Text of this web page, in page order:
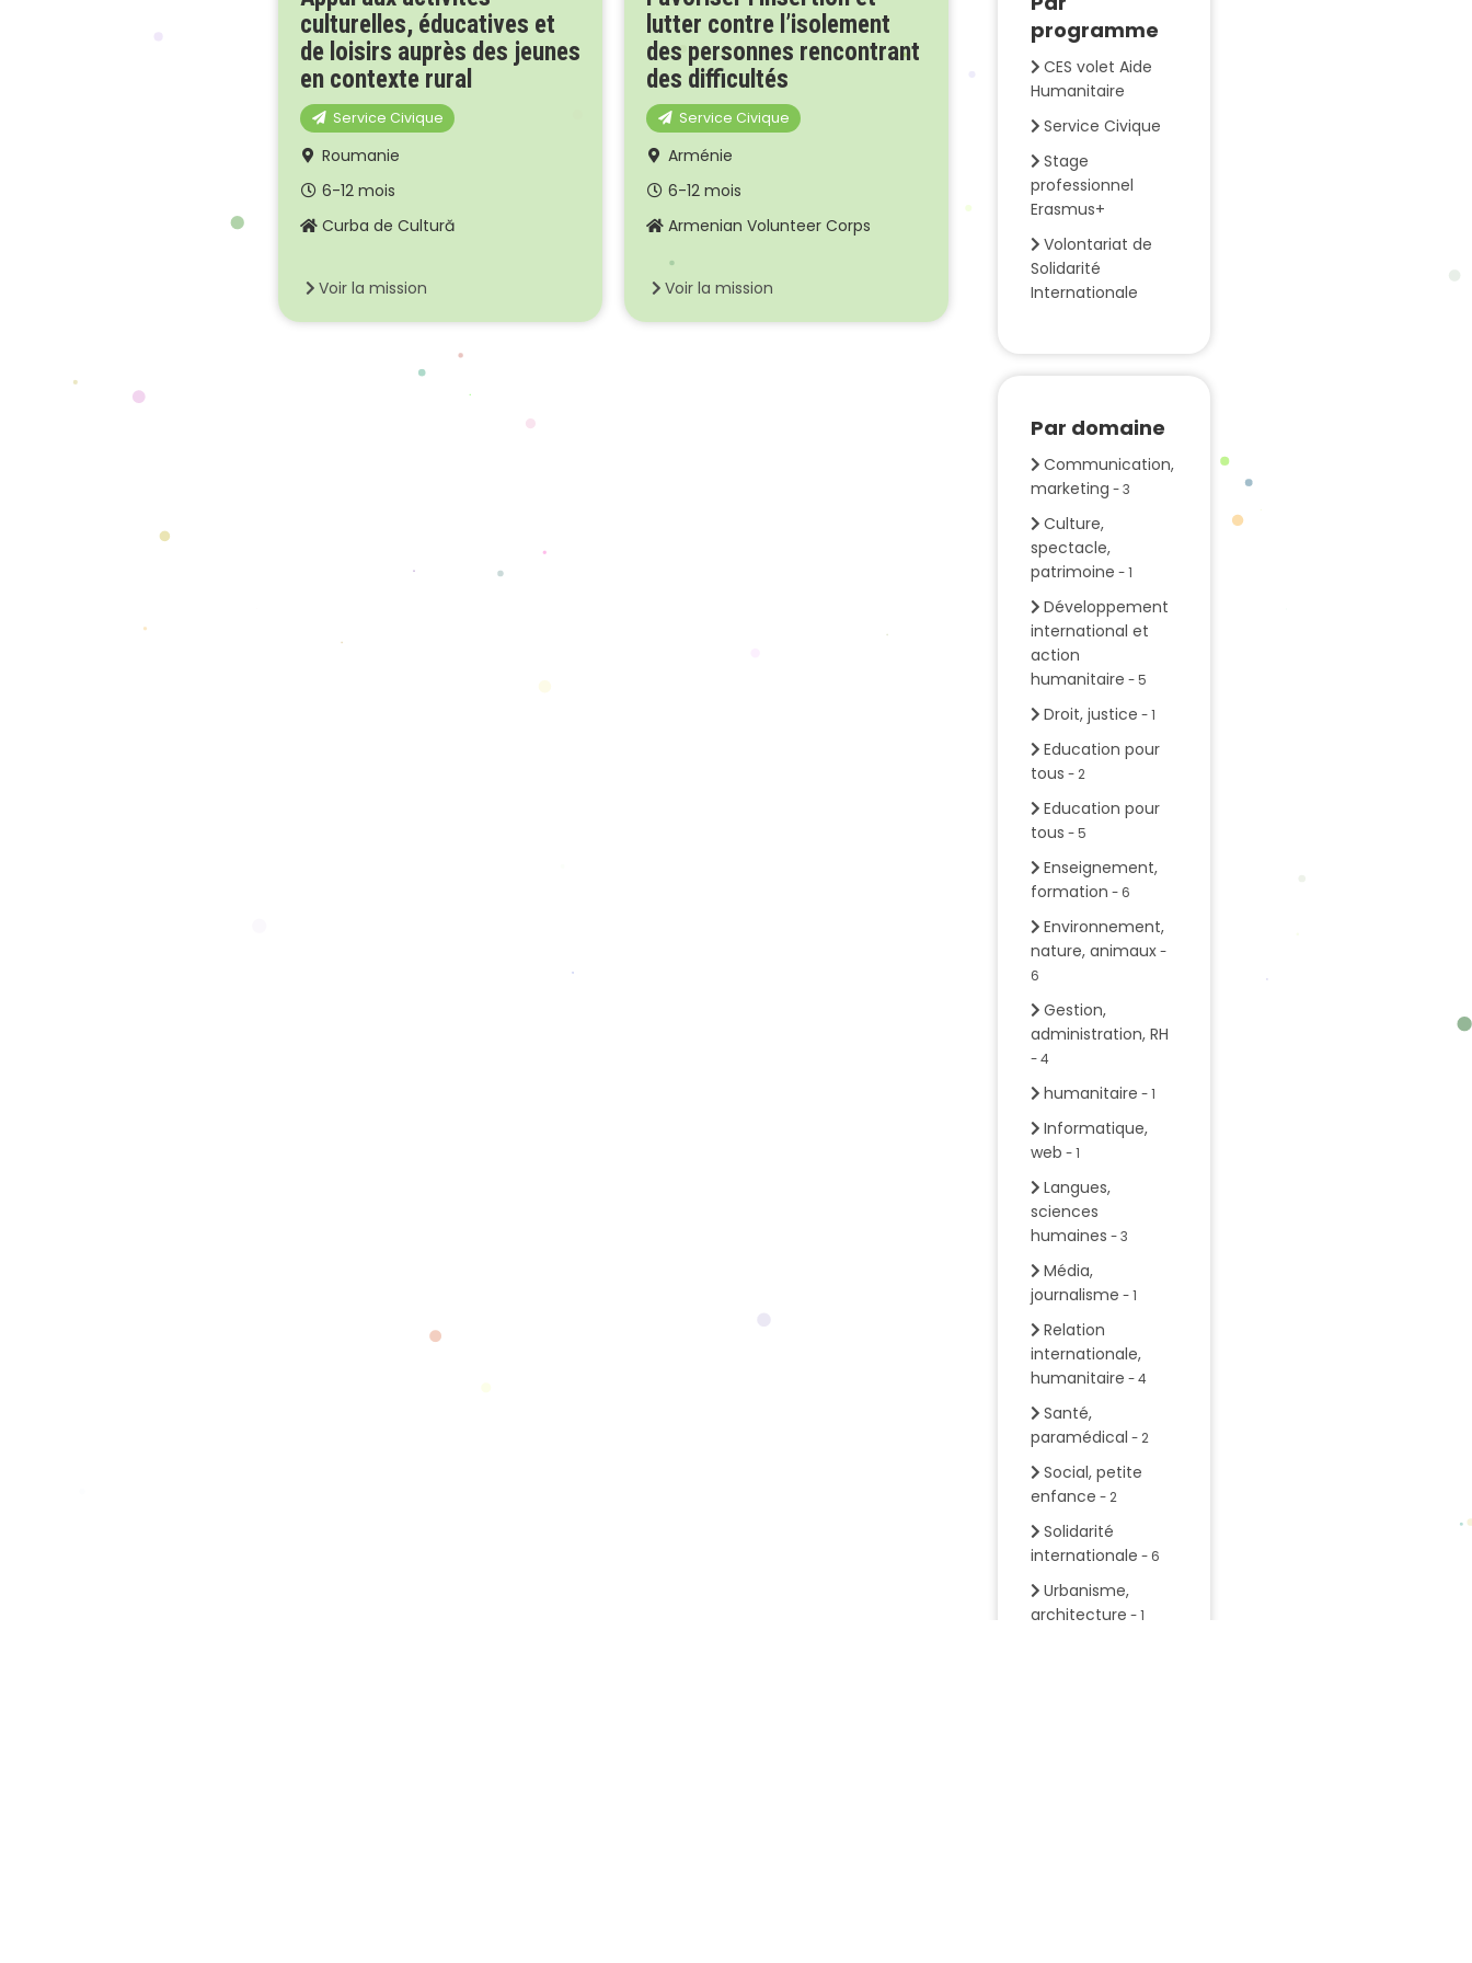
culturelles, éducatives et
de loisirs auprès des jeunes
en contexte rural
Service Civique
Roumanie
6-12 mois
Curba de Cultură
Voir la mission
lutter contre l’isolement
des personnes rencontrant
des difficultés
Service Civique
Arménie
6-12 mois
Armenian Volunteer Corps
Voir la mission
programme
CES volet Aide
Humanitaire
Service Civique
Stage
professionnel
Erasmus+
Volontariat de
Solidarité
Internationale
Par domaine
Communication,
marketing - 3
Culture,
spectacle,
patrimoine - 1
Développement
international et
action
humanitaire - 5
Droit, justice - 1
Education pour
tous - 2
Education pour
tous - 5
Enseignement,
formation - 6
Environnement,
nature, animaux-
6
Gestion,
administration, RH
- 4
humanitaire - 1
Informatique,
web - 1
Langues,
sciences
humaines - 3
Média,
journalisme - 1
Relation
internationale,
humanitaire - 4
Santé,
paramédical - 2
Social, petite
enfance - 2
Solidarité
internationale - 6
Urbanisme,
architecture - 1